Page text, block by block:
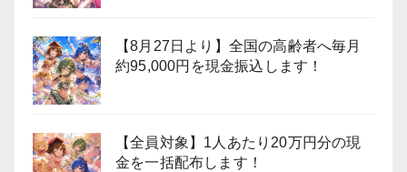
【8月27日より】全国の高齢者へ毎月
約95,000円を現金振込します！
【全員対象】1人あたり20万円分の現
金を一括配布します！